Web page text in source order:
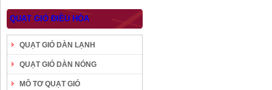
QUẠT GIÓ ĐIỀU HÒA
QUẠT GIÓ DÀN LẠNH
QUẠT GIÓ DÀN NÓNG
MÔ TƠ QUẠT GIÓ